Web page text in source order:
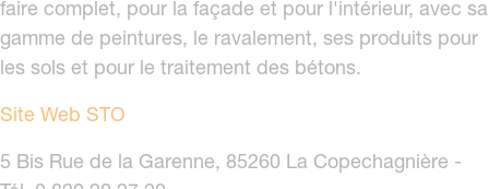
faire complet, pour la façade et pour l'intérieur, avec sa
gamme de peintures, le ravalement, ses produits pour
les sols et pour le traitement des bétons.
Site Web STO
5 Bis Rue de la Garenne, 85260 La Copechagnière -